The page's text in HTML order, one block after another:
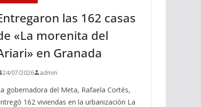
las 162 casas
«La morenita del
en Granada
24/07/2026 admin
gobernadora del Meta, Rafaela Cortés,
162 viviendas en la urbanización La